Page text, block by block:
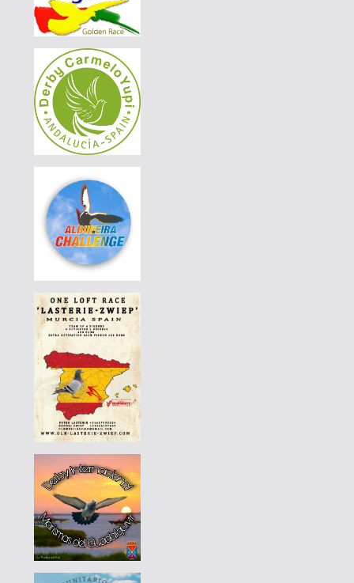
297-015|400 EUR
PEDRO JOSÉ "SOUTH FLYERS"
360 EUR
PEDRO JOSÉ "SOUTH FLYERS"
297-015| 360 EUR
PEDRO JOSÉ "SOUTH FLYERS"
|320 EUR
300 EUR
PEDRO JOSÉ "SOUTH FLYERS"